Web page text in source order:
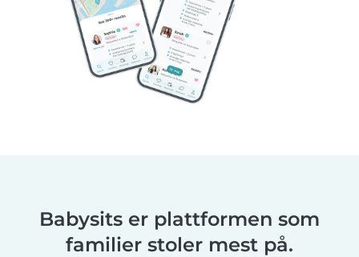
Babysits er plattformen som
familier stoler mest på.